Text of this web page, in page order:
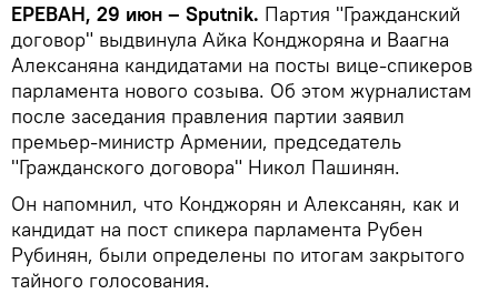
ЕРЕВАН, 29 июн – Sputnik. Партия "Гражданский
договор" выдвинула Айка Конджоряна и Ваагна
Алексаняна кандидатами на посты вице-спикеров
парламента нового созыва. Об этом журналистам
после заседания правления партии заявил
премьер-министр Армении, председатель
"Гражданского договора" Никол Пашинян.
Он напомнил, что Конджорян и Алексанян, как и
кандидат на пост спикера парламента Рубен
Рубинян, были определены по итогам закрытого
тайного голосования.